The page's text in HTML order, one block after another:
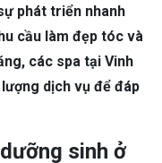
phát triển nhanh
cầu làm đẹp tóc và
các spa tại Vinh
dịch vụ để đáp
sinh ở